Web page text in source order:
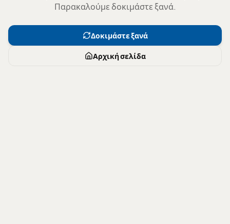
Παρακαλούμε δοκιμάστε ξανά.
Δοκιμάστε ξανά
Αρχική σελίδα